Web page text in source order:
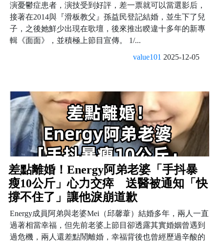
演憂鬱症患者，演技受到好評，差一票就可以當選影后，
接著在2014與『滑板教父』孫益民登記結婚，並生下了兒
子，之後她鮮少出現在歌壇，後來推出睽違十多年的新專
輯《面面》，並積極上節目宣傳。 1/...
value101 2025-12-05
差點離婚！Energy阿弟老婆「手抖暴
瘦10公斤」心力交瘁 送醫被通知「快
撐不住了」讓他淚崩道歉
Energy成員阿弟與老婆Mei（邱馨葦）結婚多年，兩人一直
過著相當幸福，但先前老婆上節目卻透露其實婚姻曾遇到
過危機，兩人還差點鬧離婚，幸福背後也曾經歷過辛酸的